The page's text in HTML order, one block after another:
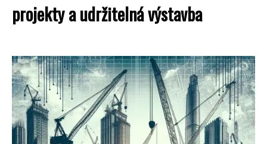
projekty a udržitelná výstavba